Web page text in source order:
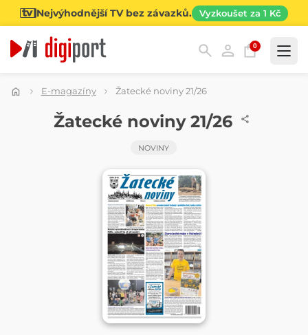
Nejvýhodnější TV bez závazků. Vyzkoušet za 1 Kč
0
Kategorie
E-magazíny Žatecké noviny 21/26
Žatecké noviny 21/26
NOVINY